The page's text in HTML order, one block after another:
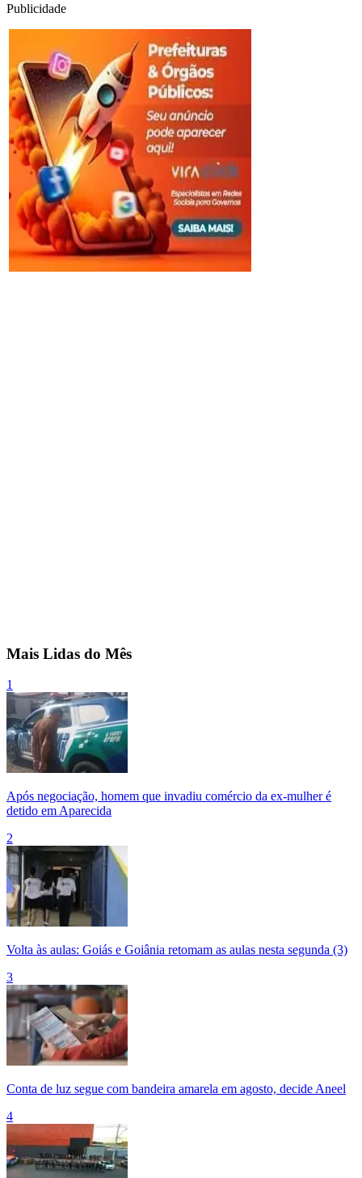
Publicidade
Mais Lidas do Mês
1
Após negociação, homem que invadiu comércio da ex-mulher é
detido em Aparecida
2
Volta às aulas: Goiás e Goiânia retomam as aulas nesta segunda (3)
3
Conta de luz segue com bandeira amarela em agosto, decide Aneel
4